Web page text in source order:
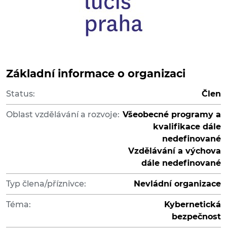
Základní informace o organizaci
Status: Člen
Oblast vzdělávání a rozvoje: Všeobecné programy a
kvalifikace dále
nedefinované
Vzdělávání a výchova
dále nedefinované
Typ člena/příznivce: Nevládní organizace
Téma:
Kybernetická
bezpečnost